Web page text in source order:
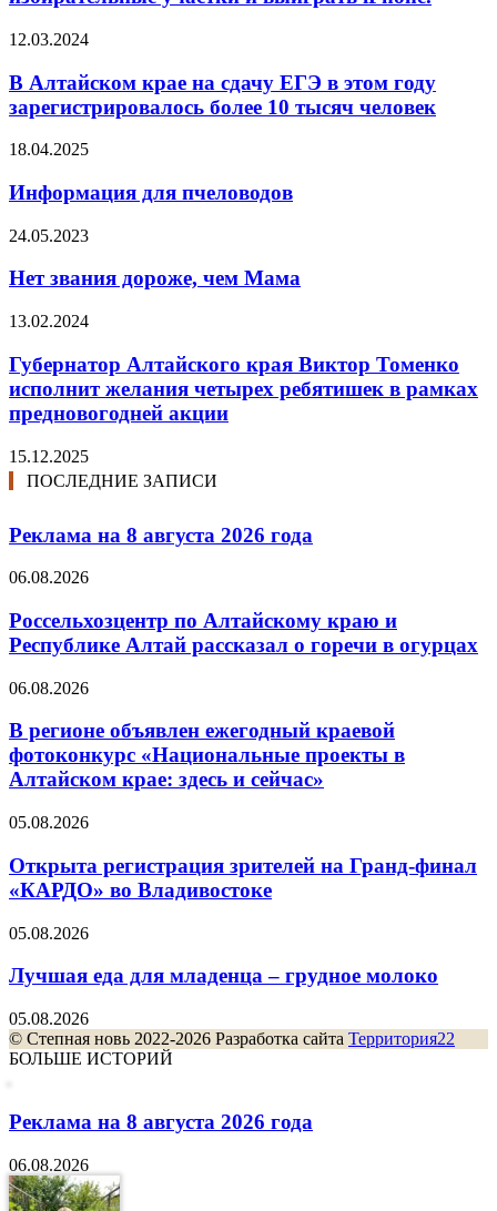
12.03.2024
В Алтайском крае на сдачу ЕГЭ в этом году
зарегистрировалось более 10 тысяч человек
18.04.2025
Информация для пчеловодов
24.05.2023
Нет звания дороже, чем Мама
13.02.2024
Губернатор Алтайского края Виктор Томенко
исполнит желания четырех ребятишек в рамках
предновогодней акции
15.12.2025
ПОСЛЕДНИЕ ЗАПИСИ
Реклама на 8 августа 2026 года
06.08.2026
Россельхозцентр по Алтайскому краю и
Республике Алтай рассказал о горечи в огурцах
06.08.2026
В регионе объявлен ежегодный краевой
фотоконкурс «Национальные проекты в
Алтайском крае: здесь и сейчас»
05.08.2026
Открыта регистрация зрителей на Гранд-финал
«КАРДО» во Владивостоке
05.08.2026
Лучшая еда для младенца – грудное молоко
05.08.2026
© Степная новь 2022-2026 Разработка сайта Территория22
БОЛЬШЕ ИСТОРИЙ
Реклама на 8 августа 2026 года
06.08.2026